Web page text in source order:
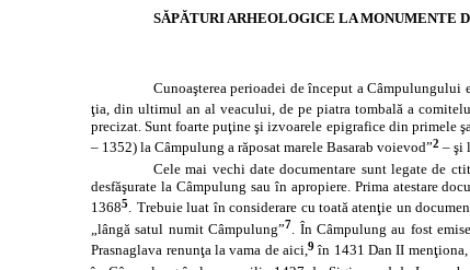
SĂPĂTURI ARHEOLOGICE LA MONUMENTE
Cunoaşterea perioadei de început a
ţia, din ultimul an al veacului, de pe piatra tombală a
precizat. Sunt foarte puţine şi izvoarele epigrafice din primele
– 1352) la Câmpulung a răposat marele Basarab voievod”2 – şi
Cele mai vechi date documentare sunt legate de
desfăşurate la Câmpulung sau în apropiere. Prima atestare
13685. Trebuie luat în considerare cu toată atenţie un
„lângă satul numit Câmpulung”7. În Câmpulung au fost
Prasnaglava renunţa la vama de aici,9 în 1431 Dan II